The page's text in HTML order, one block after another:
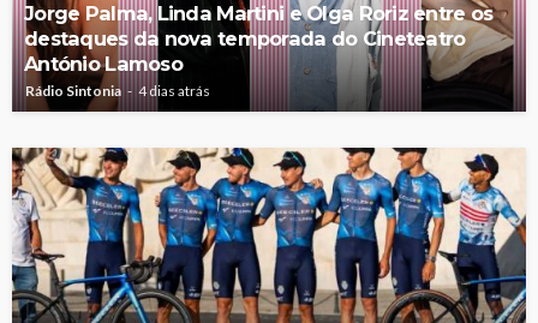
Jorge Palma, Linda Martini e Olga Roriz entre os
destaques da nova temporada do Cineteatro
António Lamoso
Rádio Sintonia 4 dias atrás